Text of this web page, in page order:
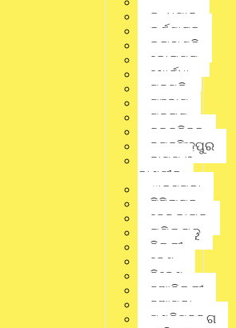
କନ୍ଧମାଳ
କର୍ଣ୍ଣାଟକ
କଳାହାଣ୍ଡି
କୋରାପୁଟ
ଖୋର୍ଦ୍ଧା
ଗଜପତି
ଗଞ୍ଜାମ
ଗୁଜୁରାଟ
ଚଳଚ୍ଚିତ୍ର
ଜଗତସିଂହପୁର
ଜାମ୍ମୁ ଓ
କାଶ୍ମୀର
ଝାରସୁଗୁଡା
ଟିଟିଲାଗଡ଼
ଢେଙ୍କାନାଳ
ତାମିଲନାଡୁ
ଦିଲ୍ଲୀ
ଦେଶ
ନିବେଶ
ନୂଆଦିଲ୍ଲୀ
ନୂଆପଡା
ପଶ୍ଚିମବଙ୍ଗ
ଚିତ୍ତ ରଞ୍ଜନ ରାଉତ ଶୁକ୍ରବାର
୬ ହଜାର ଟଙ୍କା ଲାଞ୍ଚ ନେଉଥିବା ବେଳେ
ନୟାଗଡ଼ ବ୍ଲକ ବିରୁଡ଼ା ଗାଁର ଶ୍ରମିକ ନେତା
ରାଜ୍ୟ ପରିଷଦ ସଦସ୍ୟ ଭୁବନ ଚାନ୍ଦ
କରିବା ପାଇଁ ଜିଲା ଶ୍ରମ ଅଧିକାରୀ ରାଉତ
ଟଙ୍କା ସହ ଭିଜିଲାନ୍ସ ହାତରେ ଧରାପଡ଼ିଥିଲେ।
୩ ଶହ ଟଙ୍କା ଲେଖାଏ ୨୨ଟି ଶ୍ରମ କାର୍ଡ ପାଇଁ
୬ ହଜାର ୬୦୦ ଟଙ୍କା ଦାବି କରିଥିବା